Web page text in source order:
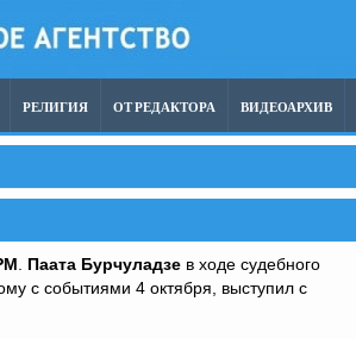
РЕЛИГИЯ ОТ РЕДАКТОРА ВИДЕОАРХИВ
Паата Бурчуладзе в ходе судебного
с событиями 4 октября, выступил с